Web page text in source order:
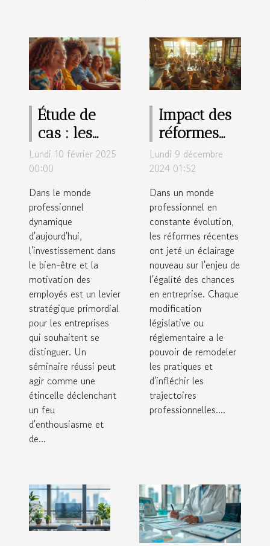
Étude de
cas : les
effets d'un
séminaire
réussi sur
la
motivation
des
employés
Lundi 10 février 2025
00:00
Dans le monde
professionnel
dynamique
d'aujourd'hui,
l'investissement dans
le bien-être et la
motivation des
employés est un levier
stratégique primordial
pour les entreprises
qui souhaitent se
distinguer. Un
séminaire réussi peut
agir comme une
étincelle déclenchant
un feu
d'enthousiasme et
de...
Impact des
réformes
récentes sur
l'égalité des
chances en
entreprise
Lundi 9 décembre
2024 01:52
Dans un monde
professionnel en
constante évolution,
les réformes récentes
ont jeté un éclairage
nouveau sur l'enjeu de
l'égalité des chances
en entreprise. Chaque
modification
législative ou
réglementaire a le
pouvoir de remodeler
les pratiques et
d'infléchir les
trajectoires
professionnelles....